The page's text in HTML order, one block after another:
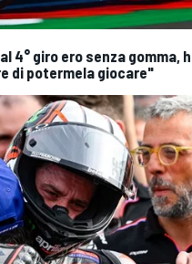
4° giro ero senza gomma,
di potermela giocare"